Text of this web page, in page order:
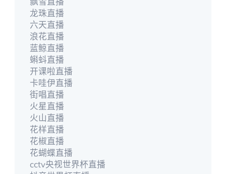
龙珠直播
六天直播
浪花直播
蓝鲸直播
蝌蚪直播
开课啦直播
卡哇伊直播
街唱直播
火星直播
火山直播
花样直播
花椒直播
花蝴蝶直播
cctv央视世界杯直播